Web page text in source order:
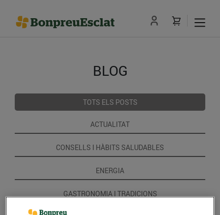
BLOG
TOTS ELS POSTS
ACTUALITAT
CONSELLS I HÀBITS SALUDABLES
ENERGIA
GASTRONOMIA I TRADICIONS